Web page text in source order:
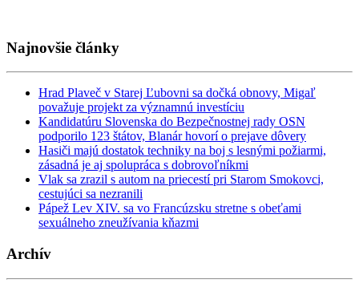
Najnovšie články
Hrad Plaveč v Starej Ľubovni sa dočká obnovy, Migaľ
považuje projekt za významnú investíciu
Kandidatúru Slovenska do Bezpečnostnej rady OSN
podporilo 123 štátov, Blanár hovorí o prejave dôvery
Hasiči majú dostatok techniky na boj s lesnými požiarmi,
zásadná je aj spolupráca s dobrovoľníkmi
Vlak sa zrazil s autom na priecestí pri Starom Smokovci,
cestujúci sa nezranili
Pápež Lev XIV. sa vo Francúzsku stretne s obeťami
sexuálneho zneužívania kňazmi
Archív